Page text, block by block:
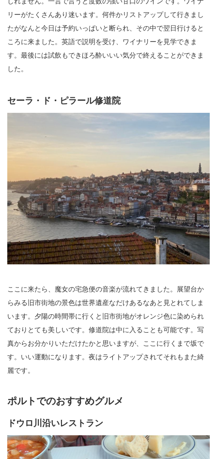
リーがたくさんあり迷います。何件かリストアップして行きまし
たがなんと今日は予約いっぱいと断られ、その中で翌日行けると
ころに来ました。英語で説明を受け、ワイナリーを見学できま
す。最後には試飲もできほろ酔いいい気分で終えることができま
した。
セーラ・ド・ピラール修道院
ここに来たら、魔女の宅急便の音楽が流れてきました。展望台か
らみる旧市街地の景色は世界遺産なだけあるなあと見とれてしま
います。夕陽の時間帯に行くと旧市街地がオレンジ色に染められ
ておりとても美しいです。修道院は中に入ることも可能です。写
真からお分かりいただけたかと思いますが、ここに行くまで坂で
す。いい運動になります。夜はライトアップされてそれもまた綺
麗です。
ポルトでのおすすめグルメ
ドウロ川沿いレストラン